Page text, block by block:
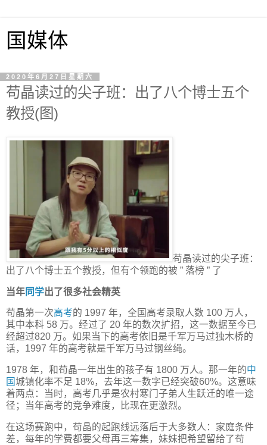
国媒体
2020年6月27日星期六
苟晶读过的尖子班：出了八个博士五个
教授(图)
苟晶读过的尖子班：
出了八个博士五个教授，但有个领跑的被 ” 落榜 ” 了
当年 同学出了很多社会精英
苟晶第一次高考的 1997 年，全国高考录取人数 100 万人，
其中本科 58 万。经过了 20 年的数次扩招，这一数据至今已
经超过820 万。如果当下的高考依旧是千军万马过独木桥的
话，1997 年的高考就是千军万马过钢丝绳。
1978 年，和苟晶一年出生的孩子有 1800 万人。那一年的中
国城镇化率不足 18%，去年这一数字已经突破60%。这意味
着两点：当时，高考几乎是农村寒门子弟人生跃迁的唯一途
径；当年高考的竞争难度，比现在更激烈。
在这场赛跑中，苟晶的起跑线远落后于大多数人：家庭条件
差，每年的学费都要父母再三筹集，妹妹把希望留给了苟